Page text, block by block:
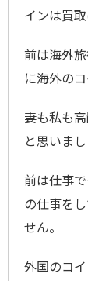
インは買
前は海外
に海外の
妻も私も
と思いまし
前は仕事
の仕事を
せん。
外国のコ